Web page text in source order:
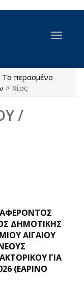
Toggle
Το περασμένο
> Χίος
/
ΔΗΜΟΤΙΚΗΣ
ΑΙΓΑΙΟΥ
ΓΙΑ
(ΕΑΡΙΝΟ